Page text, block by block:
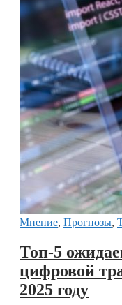
Мнение, Прогнозы,
Топ-5
цифровой
2025 году